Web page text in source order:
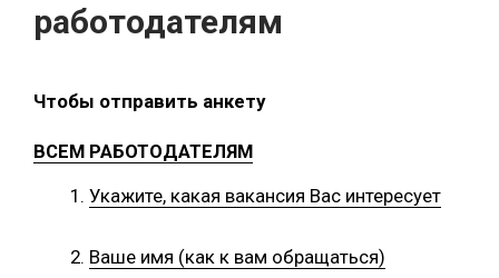
работодателям
Чтобы отправить анкету
ВСЕМ РАБОТОДАТЕЛЯМ
Укажите, какая вакансия Вас интересует
Ваше имя (как к вам обращаться)